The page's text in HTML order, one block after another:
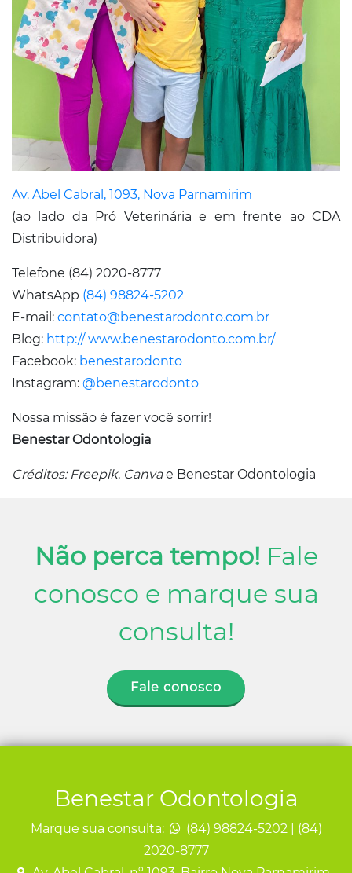
Av. Abel Cabral, 1093, Nova Parnamirim
(ao lado da Pró Veterinária e em frente ao CDA
Distribuidora)
Telefone (84) 2020-8777
WhatsApp (84) 98824-5202
E-mail: contato@benestarodonto.com.br
Blog: http:// www.benestarodonto.com.br/
Facebook: benestarodonto
Instagram: @benestarodonto
Nossa missão é fazer você sorrir!
Benestar Odontologia
Créditos: Freepik, Canvae Benestar Odontologia
Não perca tempo! Fale
conosco e marque sua
consulta!
Fale conosco
Benestar Odontologia
Marque sua consulta:
(84) 98824-5202 | (84)
2020-8777